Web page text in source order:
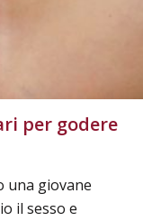
per godere
una giovane
il sesso e